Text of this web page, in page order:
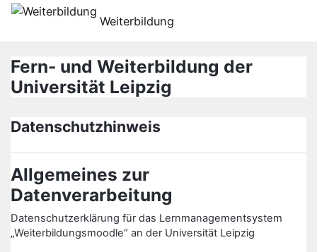
Gå direkt till huvudinnehåll
Weiterbildung
Fern- und Weiterbildung der
Universität Leipzig
Datenschutzhinweis
Allgemeines zur
Datenverarbeitung
Datenschutzerklärung für das Lernmanagementsystem
„Weiterbildungsmoodle“ an der Universität Leipzig